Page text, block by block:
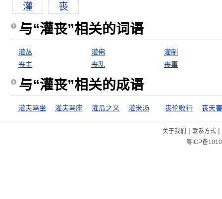
灌 丧
与“灌丧”相关的词语
灌丛 灌佛
灌制
丧主
丧乱 丧事
与“灌丧”相关的成语
灌夫骂坐 灌夫骂座 灌瓜之义 灌米汤 丧伦败行 丧天
关于我们 | 联系方式|
粤ICP备